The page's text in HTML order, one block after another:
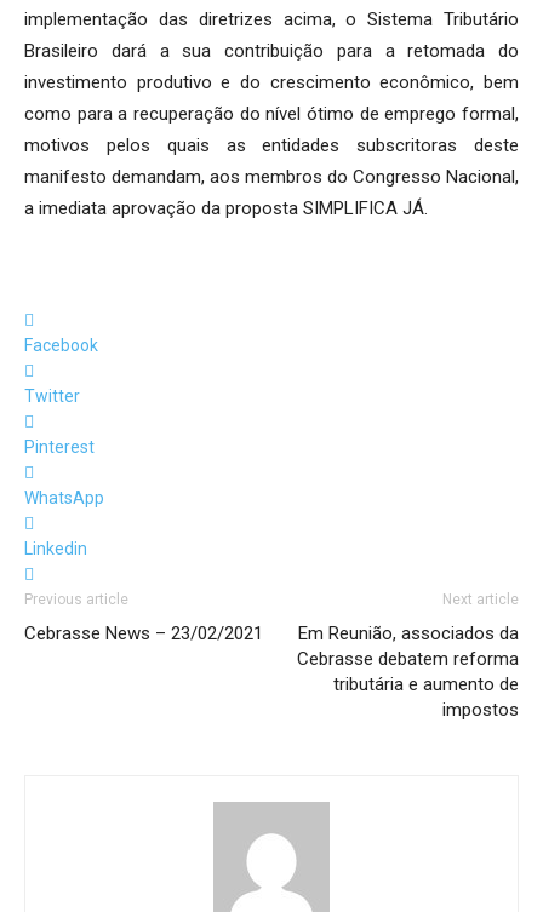
implementação das diretrizes acima, o Sistema Tributário
Brasileiro dará a sua contribuição para a retomada do
investimento produtivo e do crescimento econômico, bem
como para a recuperação do nível ótimo de emprego formal,
motivos pelos quais as entidades subscritoras deste
manifesto demandam, aos membros do Congresso Nacional,
a imediata aprovação da proposta SIMPLIFICA JÁ.
Facebook
Twitter
Pinterest
WhatsApp
Linkedin
Previous article
Cebrasse News – 23/02/2021
Next article
Em Reunião, associados da
Cebrasse debatem reforma
tributária e aumento de
impostos